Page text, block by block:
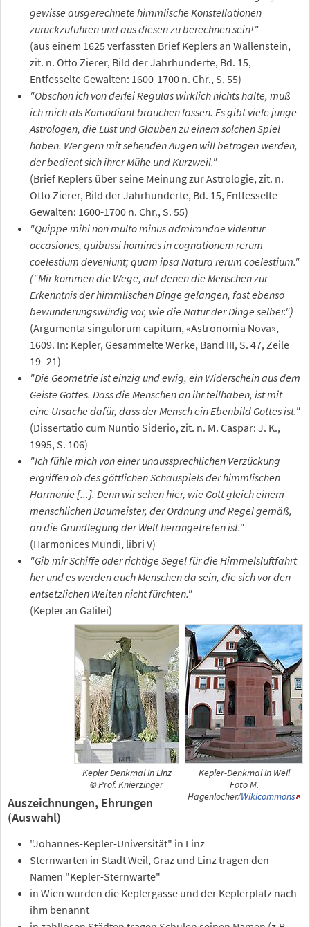
gewisse ausgerechnete himmlische Konstellationen
zurückzuführen und aus diesen zu berechnen sein!"
(aus einem 1625 verfassten Brief Keplers an Wallenstein,
zit. n. Otto Zierer, Bild der Jahrhunderte, Bd. 15,
Entfesselte Gewalten: 1600-1700 n. Chr., S. 55)
"Obschon ich von derlei Regulas wirklich nichts halte, muß
ich mich als Komödiant brauchen lassen. Es gibt viele junge
Astrologen, die Lust und Glauben zu einem solchen Spiel
haben. Wer gern mit sehenden Augen will betrogen werden,
der bedient sich ihrer Mühe und Kurzweil."
(Brief Keplers über seine Meinung zur Astrologie, zit. n.
Otto Zierer, Bild der Jahrhunderte, Bd. 15, Entfesselte
Gewalten: 1600-1700 n. Chr., S. 55)
"Quippe mihi non multo minus admirandae videntur
occasiones, quibussi homines in cognationem rerum
coelestium deveniunt; quam ipsa Natura rerum coelestium."
("Mir kommen die Wege, auf denen die Menschen zur
Erkenntnis der himmlischen Dinge gelangen, fast ebenso
bewunderungswürdig vor, wie die Natur der Dinge selber.")
(Argumenta singulorum capitum, «Astronomia Nova»,
1609. In: Kepler, Gesammelte Werke, Band III, S. 47, Zeile
19–21)
"Die Geometrie ist einzig und ewig, ein Widerschein aus dem
Geiste Gottes. Dass die Menschen an ihr teilhaben, ist mit
eine Ursache dafür, dass der Mensch ein Ebenbild Gottes ist."
(Dissertatio cum Nuntio Siderio, zit. n. M. Caspar: J. K.,
1995, S. 106)
"Ich fühle mich von einer unaussprechlichen Verzückung
ergriffen ob des göttlichen Schauspiels der himmlischen
Harmonie [...]. Denn wir sehen hier, wie Gott gleich einem
menschlichen Baumeister, der Ordnung und Regel gemäß,
an die Grundlegung der Welt herangetreten ist."
(Harmonices Mundi, libri V)
"Gib mir Schiffe oder richtige Segel für die Himmelsluftfahrt
her und es werden auch Menschen da sein, die sich vor den
entsetzlichen Weiten nicht fürchten."
(Kepler an Galilei)
Kepler-Denkmal in Weil
Foto M.
Hagenlocher/Wikicommons
Kepler Denkmal in Linz
© Prof. Knierzinger
Auszeichnungen, Ehrungen
(Auswahl)
"Johannes-Kepler-Universität" in Linz
Sternwarten in Stadt Weil, Graz und Linz tragen den
Namen "Kepler-Sternwarte"
in Wien wurden die Keplergasse und der Keplerplatz nach
ihm benannt